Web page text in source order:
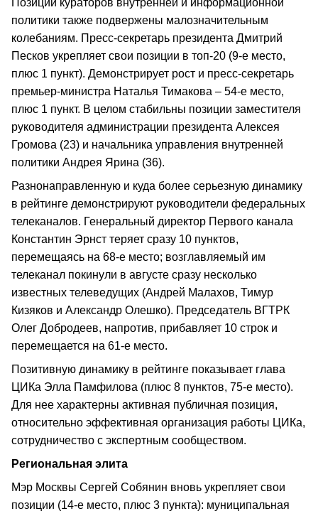
Позиции кураторов внутренней и информационной
политики также подвержены малозначительным
колебаниям. Пресс-секретарь президента Дмитрий
Песков укрепляет свои позиции в топ-20 (9-е место,
плюс 1 пункт). Демонстрирует рост и пресс-секретарь
премьер-министра Наталья Тимакова – 54-е место,
плюс 1 пункт. В целом стабильны позиции заместителя
руководителя администрации президента Алексея
Громова (23) и начальника управления внутренней
политики Андрея Ярина (36).
Разнонаправленную и куда более серьезную динамику
в рейтинге демонстрируют руководители федеральных
телеканалов. Генеральный директор Первого канала
Константин Эрнст теряет сразу 10 пунктов,
перемещаясь на 68-е место; возглавляемый им
телеканал покинули в августе сразу несколько
известных телеведущих (Андрей Малахов, Тимур
Кизяков и Александр Олешко). Председатель ВГТРК
Олег Добродеев, напротив, прибавляет 10 строк и
перемещается на 61-е место.
Позитивную динамику в рейтинге показывает глава
ЦИКа Элла Памфилова (плюс 8 пунктов, 75-е место).
Для нее характерны активная публичная позиция,
относительно эффективная организация работы ЦИКа,
сотрудничество с экспертным сообществом.
Региональная элита
Мэр Москвы Сергей Собянин вновь укрепляет свои
позиции (14-е место, плюс 3 пункта): муниципальная